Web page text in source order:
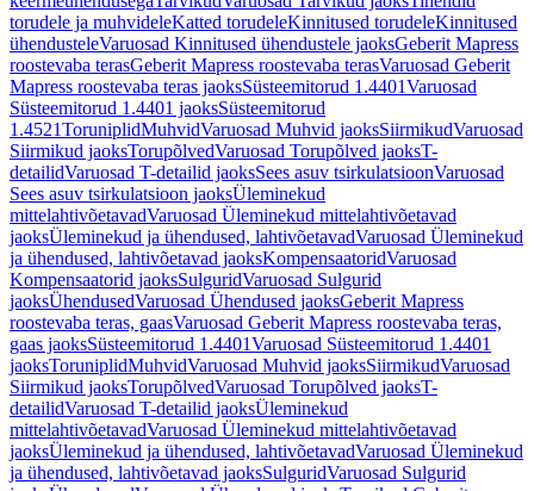
torudele ja muhvideleKatted torudeleKinnitused torudeleKinnitused
ühendusteleVaruosad Kinnitused ühendustele jaoksGeberit Mapress
roostevaba terasGeberit Mapress roostevaba terasVaruosad Geberit
Mapress roostevaba teras jaoksSüsteemitorud 1.4401Varuosad
Süsteemitorud 1.4401 jaoksSüsteemitorud
1.4521ToruniplidMuhvidVaruosad Muhvid jaoksSiirmikudVaruosad
Siirmikud jaoksTorupõlvedVaruosad Torupõlved jaoksT-
detailidVaruosad T-detailid jaoksSees asuv tsirkulatsioonVaruosad
Sees asuv tsirkulatsioon jaoksÜleminekud
mittelahtivõetavadVaruosad Üleminekud mittelahtivõetavad
jaoksÜleminekud ja ühendused, lahtivõetavadVaruosad Üleminekud
ja ühendused, lahtivõetavad jaoksKompensaatoridVaruosad
Kompensaatorid jaoksSulguridVaruosad Sulgurid
jaoksÜhendusedVaruosad Ühendused jaoksGeberit Mapress
roostevaba teras, gaasVaruosad Geberit Mapress roostevaba teras,
gaas jaoksSüsteemitorud 1.4401Varuosad Süsteemitorud 1.4401
jaoksToruniplidMuhvidVaruosad Muhvid jaoksSiirmikudVaruosad
Siirmikud jaoksTorupõlvedVaruosad Torupõlved jaoksT-
detailidVaruosad T-detailid jaoksÜleminekud
mittelahtivõetavadVaruosad Üleminekud mittelahtivõetavad
jaoksÜleminekud ja ühendused, lahtivõetavadVaruosad Üleminekud
ja ühendused, lahtivõetavad jaoksSulguridVaruosad Sulgurid